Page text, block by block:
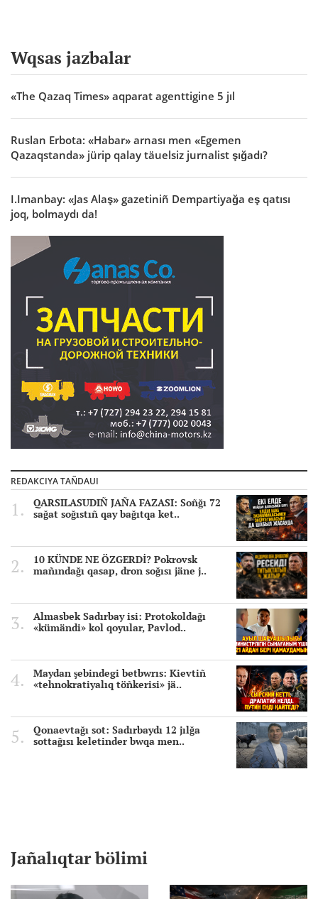
Wqsas jazbalar
«The Qazaq Times» aqparat agenttigine 5 jıl
Ruslan Erbota: «Habar» arnası men «Egemen
Qazaqstanda» jürip qalay täuelsiz jurnalist şığadı?
I.Imanbay: «Jas Alaş» gazetiniñ Dempartiyağa eş qatısı
joq, bolmaydı da!
REDAKCIYA TAÑDAUI
QARSILASUDIÑ JAÑA FAZASI: Soñğı 72
sağat soğıstıñ qay bağıtqa ket..
10 KÜNDE NE ÖZGERDİ? Pokrovsk
mañındağı qasap, dron soğısı jäne j..
Almasbek Sadırbay isi: Protokoldağı
«kümändi» kol qoyular, Pavlod..
Maydan şebindegi betbwrıs: Kievtiñ
«tehnokratiyalıq töñkerisi» jä..
Qonaevtağı sot: Sadırbaydı 12 jılğa
sottağısı keletinder bwqa men..
Jañalıqtar bölimi